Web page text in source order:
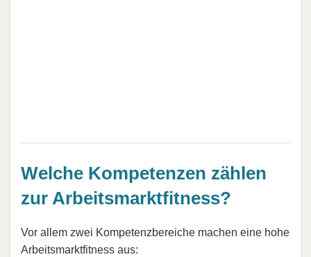
Welche Kompetenzen zählen
zur Arbeitsmarktfitness?
Vor allem zwei Kompetenzbereiche machen eine hohe
Arbeitsmarktfitness aus: